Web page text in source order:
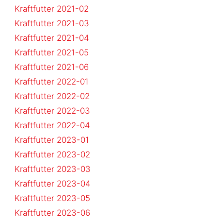
Kraftfutter 2021-02
Kraftfutter 2021-03
Kraftfutter 2021-04
Kraftfutter 2021-05
Kraftfutter 2021-06
Kraftfutter 2022-01
Kraftfutter 2022-02
Kraftfutter 2022-03
Kraftfutter 2022-04
Kraftfutter 2023-01
Kraftfutter 2023-02
Kraftfutter 2023-03
Kraftfutter 2023-04
Kraftfutter 2023-05
Kraftfutter 2023-06